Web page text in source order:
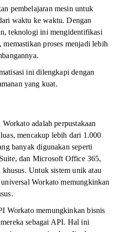
pembelajaran mesin untuk
waktu ke waktu. Dengan
teknologi ini mengidentifikasi
proses menjadi lebih
ini dilengkapi dengan
yang kuat.
adalah perpustakaan
mencakup lebih dari 1.000
banyak digunakan seperti
dan Microsoft Office 365,
Untuk sistem unik atau
Workato memungkinkan
Workato memungkinkan bisnis
sebagai API. Hal ini